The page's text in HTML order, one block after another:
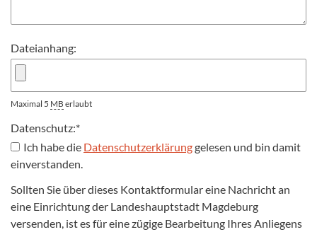
Dateianhang:
Maximal 5 MB erlaubt
Datenschutz:*
Ich habe die Datenschutzerklärunggelesen und bin damit
einverstanden.
Sollten Sie über dieses Kontaktformular eine Nachricht an
eine Einrichtung der Landeshauptstadt Magdeburg
versenden, ist es für eine zügige Bearbeitung Ihres Anliegens